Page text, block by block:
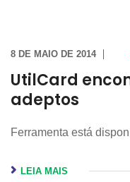
8 DE MAIO DE 2014
UtilCard
adeptos
Ferramenta está
LEIA MAIS